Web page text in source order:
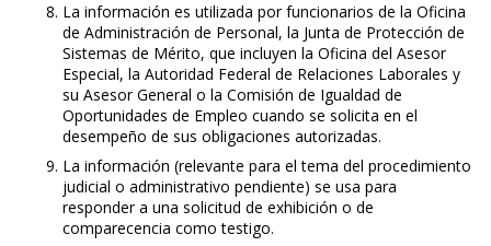
La información es utilizada por funcionarios de la Oficina
de Administración de Personal, la Junta de Protección de
Sistemas de Mérito, que incluyen la Oficina del Asesor
Especial, la Autoridad Federal de Relaciones Laborales y
su Asesor General o la Comisión de Igualdad de
Oportunidades de Empleo cuando se solicita en el
desempeño de sus obligaciones autorizadas.
La información (relevante para el tema del procedimiento
judicial o administrativo pendiente) se usa para
responder a una solicitud de exhibición o de
comparecencia como testigo.